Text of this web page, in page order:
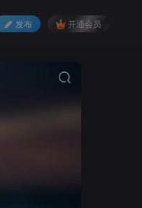
发布 开通会员